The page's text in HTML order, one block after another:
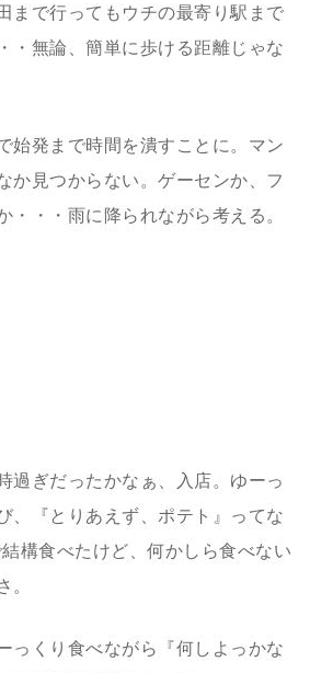
まで行ってもウチの最寄り駅まで
・無論、簡単に歩ける距離じゃな
始発まで時間を潰すことに。マン
か見つからない。ゲーセンか、フ
・・・雨に降られながら考える。
過ぎだったかなぁ、入店。ゆーっ
、『とりあえず、ポテト』ってな
構食べたけど、何かしら食べない
。
っくり食べながら『何しよっかな